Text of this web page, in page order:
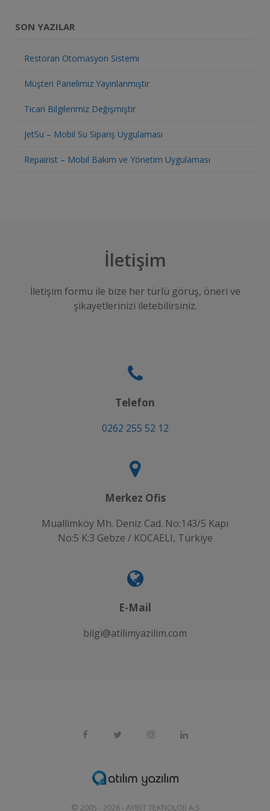
SON YAZILAR
Restoran Otomasyon Sistemi
Müşteri Panelimiz Yayınlanmıştır
Ticari Bilgilerimiz Değişmiştir
JetSu – Mobil Su Sipariş Uygulaması
Repairist – Mobil Bakım ve Yönetim Uygulaması
İletişim
İletişim formu ile bize her türlü görüş, öneri ve
şikayetlerinizi iletebilirsiniz.
Telefon
0262 255 52 12
Merkez Ofis
Muallimköy Mh. Deniz Cad. No:143/5 Kapı
No:5 K:3 Gebze / KOCAELI, Türkiye
E-Mail
bilgi@atilimyazilim.com
© 2005 - 2026 -AYBIT TEKNOLOJI A.Ş